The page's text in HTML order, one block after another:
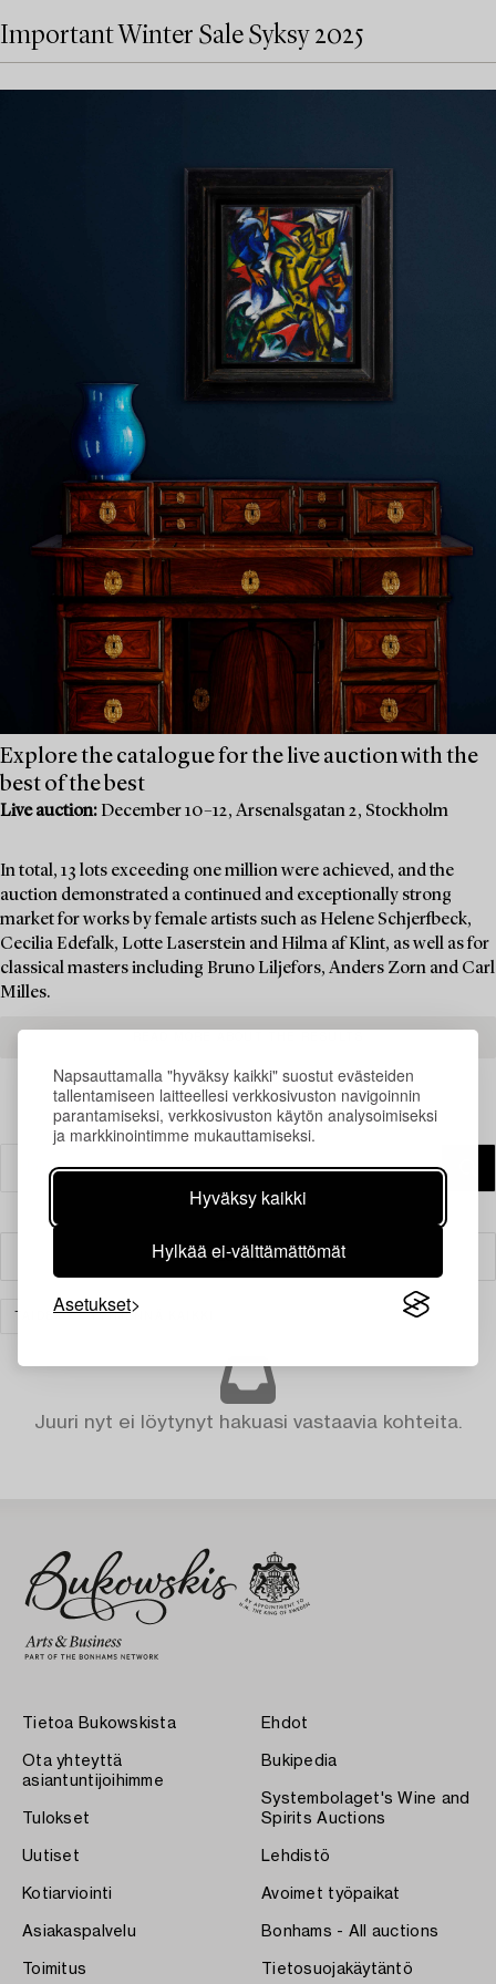
Napsauttamalla "hyväksy kaikki" suostut evästeiden
tallentamiseen laitteellesi verkkosivuston navigoinnin
parantamiseksi, verkkosivuston käytön analysoimiseksi
ja markkinointimme mukauttamiseksi.
Hyväksy kaikki
Hylkää ei-välttämättömät
Asetukset
Important Winter Sale Syksy 2025
Explore the catalogue for the live auction with the
best of the best
Live auction: December 10–12, Arsenalsgatan 2, Stockholm
In total, 13 lots exceeding one million were achieved, and the
auction demonstrated a continued and exceptionally strong
market for works by female artists such as Helene Schjerfbeck,
Cecilia Edefalk, Lotte Laserstein and Hilma af Klint, as well as for
classical masters including Bruno Liljefors, Anders Zorn and Carl
Milles.
Suodatin
TAIDE TYHJENNÄ KAIKKI
Juuri nyt ei löytynyt hakuasi vastaavia kohteita.
Tietoa Bukowskista
Ota yhteyttä
asiantuntijoihimme
Tulokset
Uutiset
Kotiarviointi
Asiakaspalvelu
Toimitus
Ehdot
Bukipedia
Systembolaget's Wine and
Spirits Auctions
Lehdistö
Avoimet työpaikat
Bonhams - All auctions
Tietosuojakäytäntö